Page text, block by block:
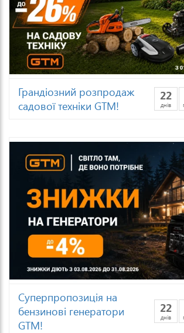
Грандіозний розпродаж
садової техніки GTM!
22
днів
Суперпропозиція на
бензинові генератори
GTM!
22
днів